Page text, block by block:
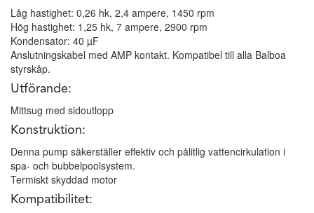
Låg hastighet: 0,26 hk, 2,4 ampere, 1450 rpm
Hög hastighet: 1,25 hk, 7 ampere, 2900 rpm
Kondensator: 40 µF
Anslutningskabel med AMP kontakt. Kompatibel till alla Balboa
styrskåp.
Utförande:
Mittsug med sidoutlopp
Konstruktion:
Denna pump säkerställer effektiv och pålitlig vattencirkulation i
spa- och bubbelpoolsystem.
Termiskt skyddad motor
Kompatibilitet: